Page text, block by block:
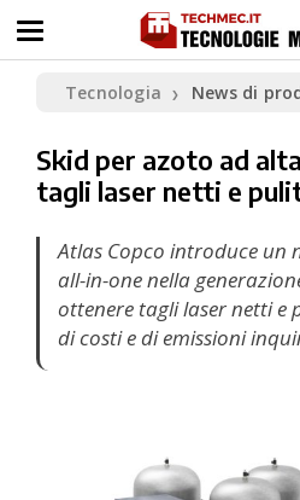
Tecnologia ❯ News di
Skid per azoto ad
tagli laser netti e
Atlas Copco introduce un
all-in-one nella
ottenere tagli laser netti e
di costi e di emissioni